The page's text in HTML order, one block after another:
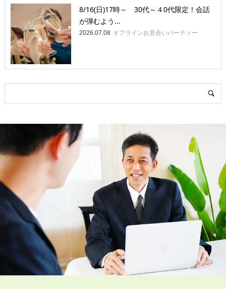
8/16(日)17時～ 30代～４0代限定！会話
が弾むよう...
2026.07.08 オフラインお見合いパーティー